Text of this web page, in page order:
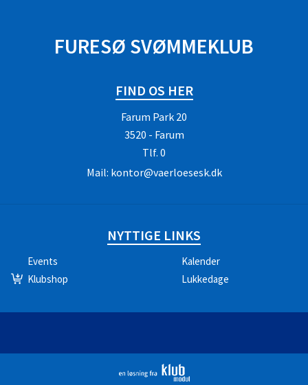
FURESØ SVØMMEKLUB
FIND OS HER
Farum Park 20
3520 - Farum
Tlf. 0
Mail: kontor@vaerloesesk.dk
NYTTIGE LINKS
Events
Kalender
Klubshop
Lukkedage